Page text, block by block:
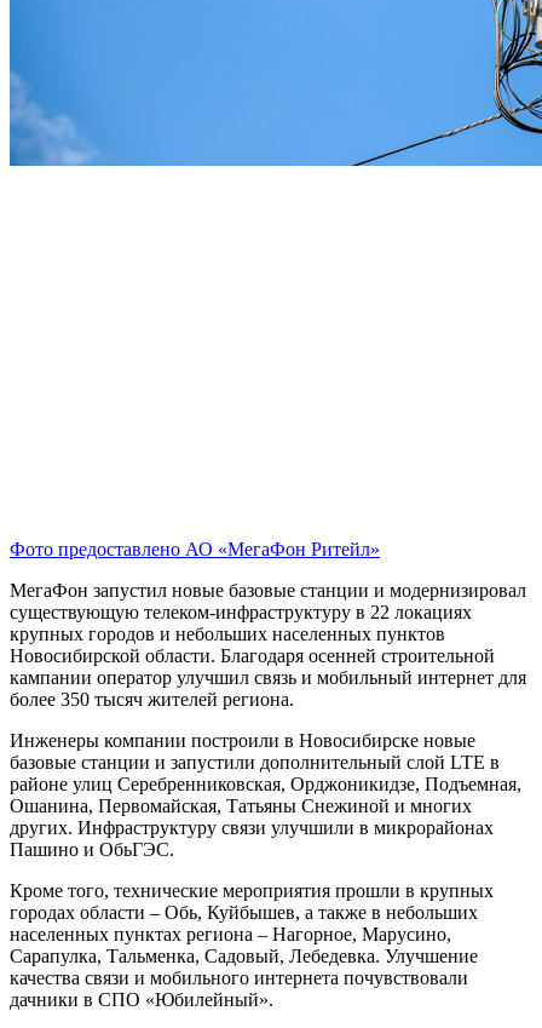
Фото предоставлено АО «МегаФон Ритейл»
МегаФон запустил новые базовые станции и модернизировал
существующую телеком-инфраструктуру в 22 локациях
крупных городов и небольших населенных пунктов
Новосибирской области. Благодаря осенней строительной
кампании оператор улучшил связь и мобильный интернет для
более 350 тысяч жителей региона.
Инженеры компании построили в Новосибирске новые
базовые станции и запустили дополнительный слой LTE в
районе улиц Серебренниковская, Орджоникидзе, Подъемная,
Ошанина, Первомайская, Татьяны Снежиной и многих
других. Инфраструктуру связи улучшили в микрорайонах
Пашино и ОбьГЭС.
Кроме того, технические мероприятия прошли в крупных
городах области – Обь, Куйбышев, а также в небольших
населенных пунктах региона – Нагорное, Марусино,
Сарапулка, Тальменка, Садовый, Лебедевка. Улучшение
качества связи и мобильного интернета почувствовали
дачники в СПО «Юбилейный».